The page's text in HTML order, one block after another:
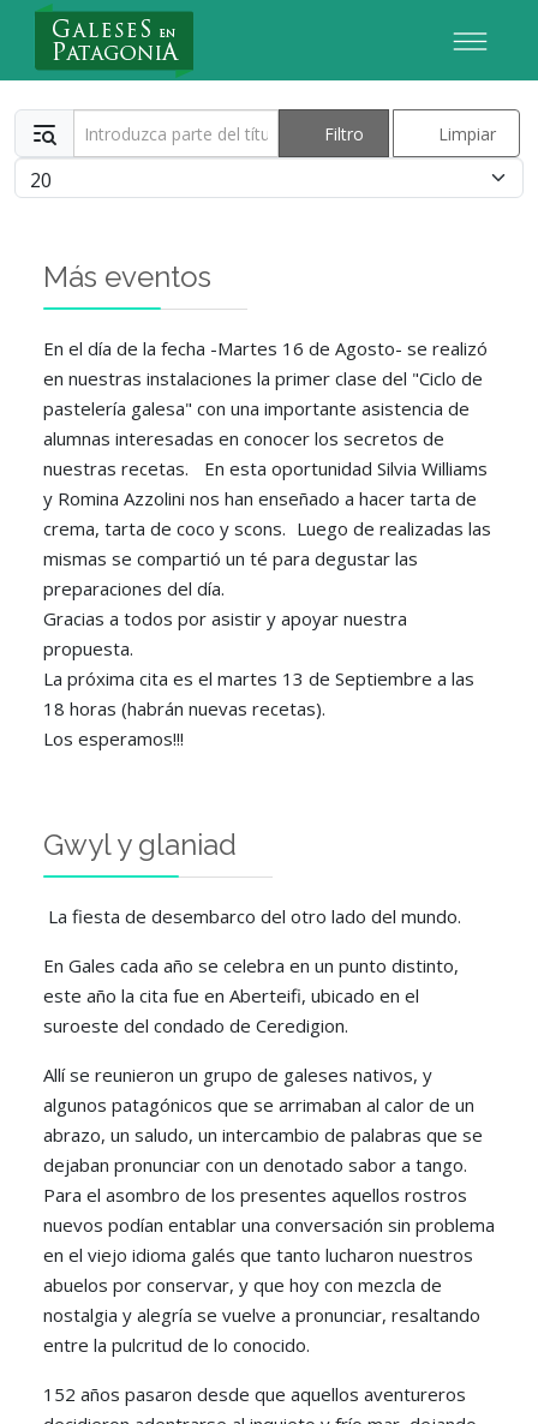
Nuevo Usuario
Introduzca parte del título Filtro Limpiar
Cantidad
Más eventos
En el día de la fecha -Martes 16 de Agosto- se realizó
en nuestras instalaciones la primer clase del "Ciclo de
pastelería galesa" con una importante asistencia de
alumnas interesadas en conocer los secretos de
nuestras recetas. En esta oportunidad Silvia Williams
y Romina Azzolini nos han enseñado a hacer tarta de
crema, tarta de coco y scons. Luego de realizadas las
mismas se compartió un té para degustar las
preparaciones del día.
Gracias a todos por asistir y apoyar nuestra
propuesta.
La próxima cita es el martes 13 de Septiembre a las
18 horas (habrán nuevas recetas).
Los esperamos!!!
Gwyl y glaniad
La fiesta de desembarco del otro lado del mundo.
En Gales cada año se celebra en un punto distinto,
este año la cita fue en Aberteifi, ubicado en el
suroeste del condado de Ceredigion.
Allí se reunieron un grupo de galeses nativos, y
algunos patagónicos que se arrimaban al calor de un
abrazo, un saludo, un intercambio de palabras que se
dejaban pronunciar con un denotado sabor a tango.
Para el asombro de los presentes aquellos rostros
nuevos podían entablar una conversación sin problema
en el viejo idioma galés que tanto lucharon nuestros
abuelos por conservar, y que hoy con mezcla de
nostalgia y alegría se vuelve a pronunciar, resaltando
entre la pulcritud de lo conocido.
152 años pasaron desde que aquellos aventureros